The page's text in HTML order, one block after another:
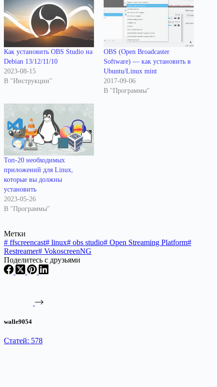
Как установить OBS Studio на
Debian 13/12/11/10
2023-08-15
В "Инструкции"
OBS (Open Broadcaster
Software) — как установить в
Ubuntu/Linux mint
2017-09-06
В "Программы"
Топ-20 необходимых
приложений для Linux,
которые вы должны
установить
2023-05-26
В "Программы"
Метки
# ffscreencast# linux# obs studio# Open Streaming Platform#
Restreamer# VokoscreenNG
Поделитесь с друзьями
walle9054
Статей: 578